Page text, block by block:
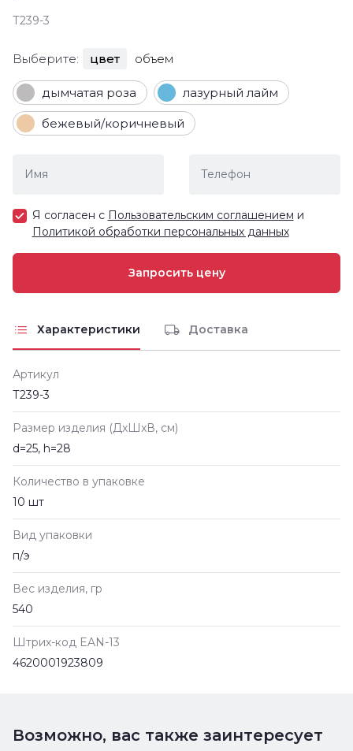
Т239-3
Выберите: цвет объем
дымчатая роза лазурный лайм
бежевый/коричневый
Я согласен с Пользовательским соглашением и
Политикой обработки персональных данных
Характеристики Доставка
Артикул
Т239-3
Размер изделия (ДxШxВ, см)
d=25, h=28
Количество в упаковке
10 шт
Вид упаковки
п/э
Вес изделия, гр
540
Штрих-код EAN-13
4620001923809
Возможно, вас также заинтересует